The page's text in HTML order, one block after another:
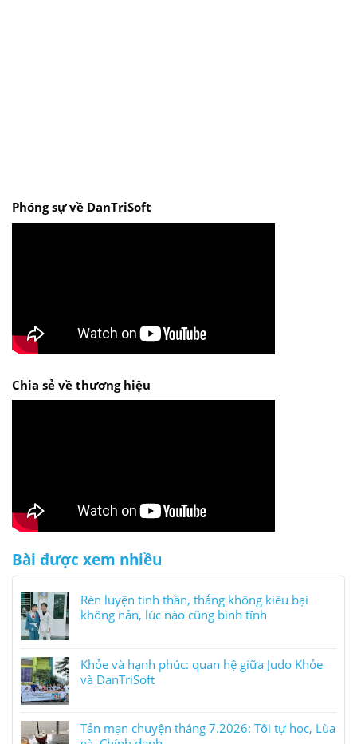
Phóng sự về DanTriSoft
Chia sẻ về thương hiệu
Bài được xem nhiều
Rèn luyện tinh thần, thắng không kiêu bại
không nản, lúc nào cũng bình tĩnh
Khỏe và hạnh phúc: quan hệ giữa Judo Khỏe
và DanTriSoft
Tản mạn chuyện tháng 7.2026: Tôi tự học, Lùa